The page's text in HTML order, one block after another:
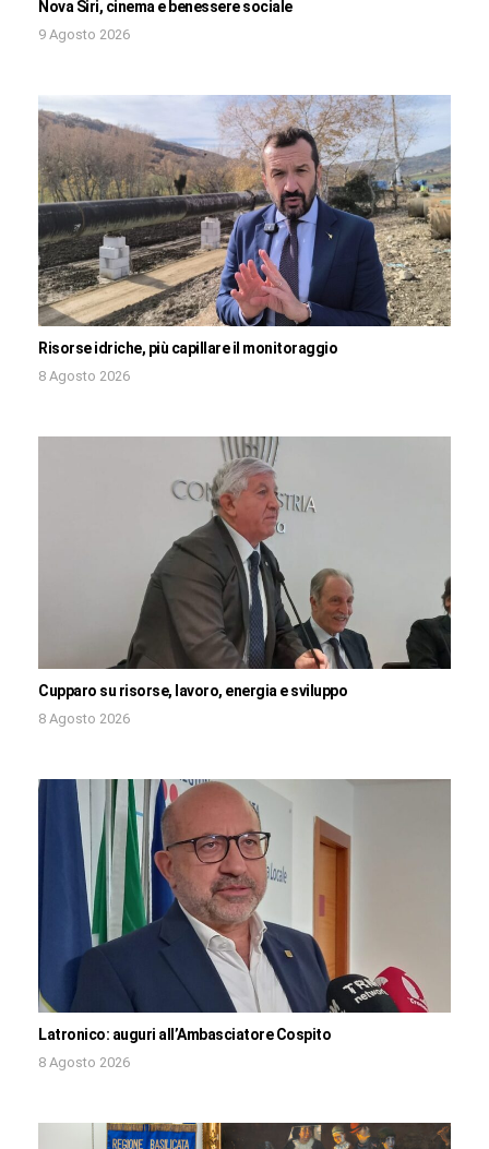
Nova Siri, cinema e benessere sociale
9 Agosto 2026
Risorse idriche, più capillare il monitoraggio
8 Agosto 2026
Cupparo su risorse, lavoro, energia e sviluppo
8 Agosto 2026
Latronico: auguri all’Ambasciatore Cospito
8 Agosto 2026